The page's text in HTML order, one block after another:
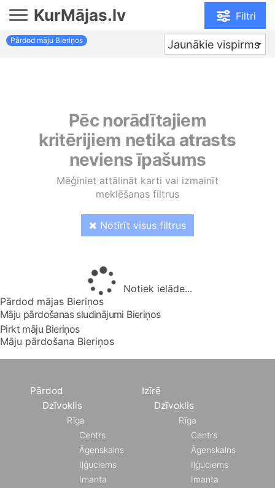
KurMājas.lv Filtri
Pārdod māju Bieriņos Jaunākie vispirms
Pēc norādītajiem
kritērijiem netika atrasts
neviens īpašums
Mēģiniet attālināt karti vai izmainīt
meklēšanas filtrus
Notīrīt visus filtrus
Notiek ielāde...
Pārdod mājas Bieriņos
Māju pārdošanas sludinājumi Bieriņos
Pirkt māju Bieriņos
Māju pārdošana Bieriņos
Pārdod
Dzīvoklis
Rīga
Centrs
Āgenskalns
Iļģuciems
Imanta
Izīrē
Dzīvoklis
Rīga
Centrs
Āgenskalns
Iļģuciems
Imanta